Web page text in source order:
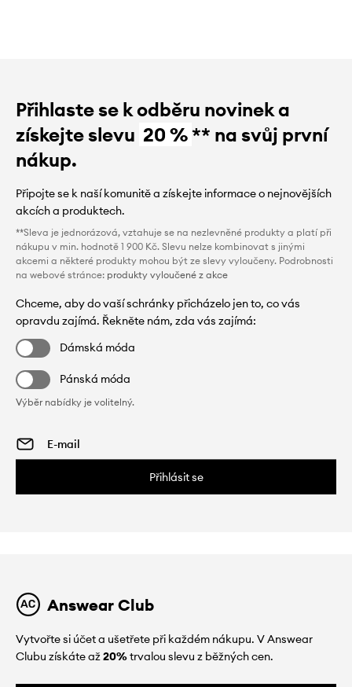
Přihlaste se k odběru novinek a
získejte slevu 20 %** na svůj první
nákup.
Připojte se k naší komunitě a získejte informace o nejnovějších
akcích a produktech.
**Sleva je jednorázová, vztahuje se na nezlevněné produkty a platí při
nákupu v min. hodnotě 1 900 Kč. Slevu nelze kombinovat s jinými
akcemi a některé produkty mohou být ze slevy vyloučeny. Podrobnosti
na webové stránce: produkty vyloučené z akce
Chceme, aby do vaší schránky přicházelo jen to, co vás
opravdu zajímá. Řekněte nám, zda vás zajímá:
Dámská móda
Pánská móda
Výběr nabídky je volitelný.
Přihlásit se
Answear Club
Vytvořte si účet a ušetřete při každém nákupu. V Answear
Clubu získáte až20%trvalou slevu z běžných cen.